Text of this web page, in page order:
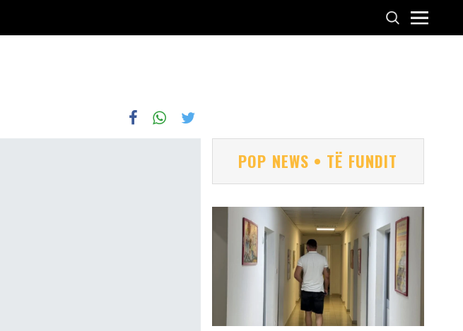
POP NEWS • TË FUNDIT